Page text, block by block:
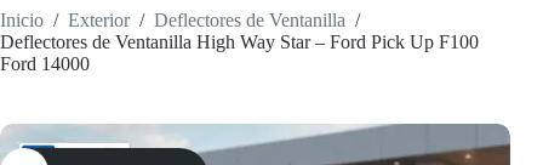
Inicio / Exterior / Deflectores de Ventanilla /
Deflectores de Ventanilla High Way Star – Ford Pick Up F100
Ford 14000